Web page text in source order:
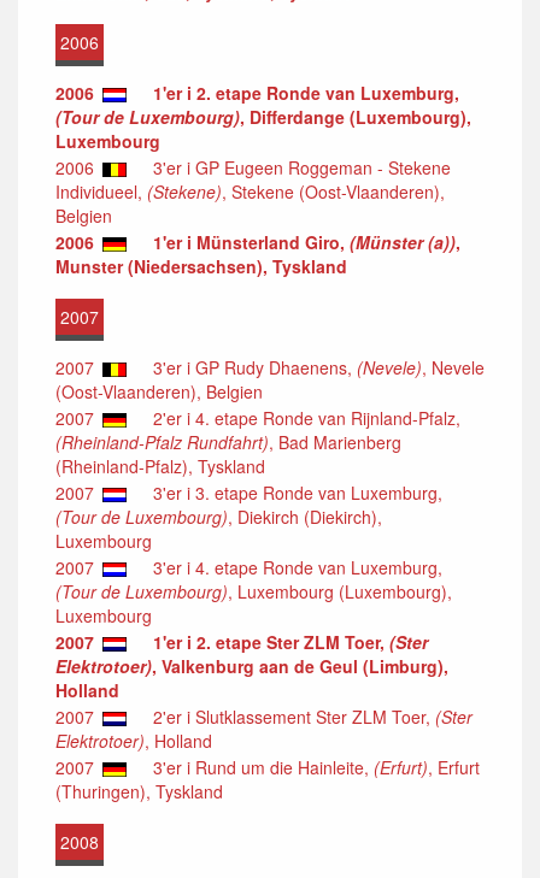
2006
2006
1'er i 2. etape Ronde van Luxemburg,
(Tour de Luxembourg), Differdange (Luxembourg),
Luxembourg
2006
3'er i GP Eugeen Roggeman - Stekene
Individueel, (Stekene), Stekene (Oost-Vlaanderen),
Belgien
2006
1'er i Münsterland Giro, (Münster (a)),
Munster (Niedersachsen), Tyskland
2007
2007 3'er i GP Rudy Dhaenens, (Nevele), Nevele
(Oost-Vlaanderen), Belgien
2007
2'er i 4. etape Ronde van Rijnland-Pfalz,
(Rheinland-Pfalz Rundfahrt), Bad Marienberg
(Rheinland-Pfalz), Tyskland
2007
3'er i 3. etape Ronde van Luxemburg,
(Tour de Luxembourg), Diekirch (Diekirch),
Luxembourg
2007
3'er i 4. etape Ronde van Luxemburg,
(Tour de Luxembourg), Luxembourg (Luxembourg),
Luxembourg
2007
1'er i 2. etape Ster ZLM Toer, (Ster
Elektrotoer), Valkenburg aan de Geul (Limburg),
Holland
2007
2'er i Slutklassement Ster ZLM Toer, (Ster
Elektrotoer), Holland
2007
3'er i Rund um die Hainleite, (Erfurt), Erfurt
(Thuringen), Tyskland
2008